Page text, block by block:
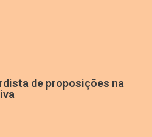
de proposições na